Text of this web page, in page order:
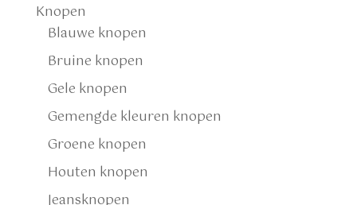
Knopen
Blauwe knopen
Bruine knopen
Gele knopen
Gemengde kleuren knopen
Groene knopen
Houten knopen
Jeansknopen